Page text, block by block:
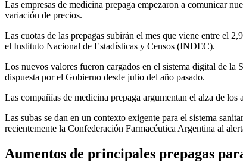
Las empresas de medicina prepaga empezaron a comunicar
variación de precios.
Las cuotas de las prepagas subirán el mes que viene entre el
el Instituto Nacional de Estadísticas y Censos (INDEC).
Los nuevos valores fueron cargados en el sistema digital de
dispuesta por el Gobierno desde julio del año pasado.
Las compañías de medicina prepaga argumentan el alza de
Las subas se dan en un contexto exigente para el sistema
recientemente la Confederación Farmacéutica Argentina al
Aumentos de principales prepagas